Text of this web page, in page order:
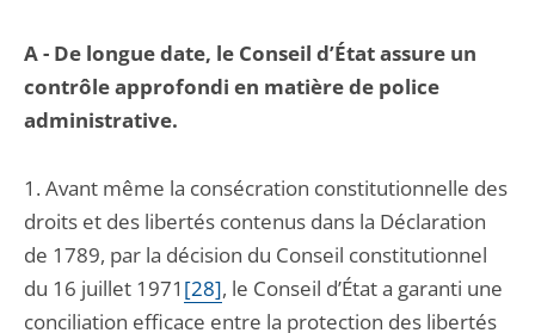
A - De longue date, le Conseil d’État assure un
contrôle approfondi en matière de police
administrative.
1. Avant même la consécration constitutionnelle des
droits et des libertés contenus dans la Déclaration
de 1789, par la décision du Conseil constitutionnel
du 16 juillet 1971 [28], le Conseil d’État a garanti une
conciliation efficace entre la protection des libertés